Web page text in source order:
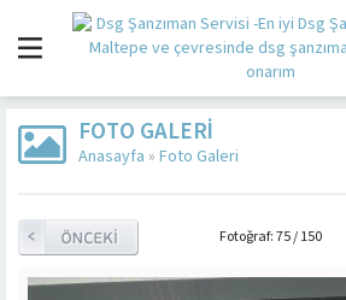
FOTO GALERI
Anasayfa » Foto Galeri
Fotoğraf: 75 / 150